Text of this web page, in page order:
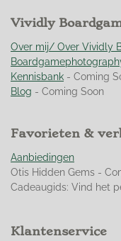
n
:
4
.
9
3
5
4
6
9
r
r
r
e
n
r
r
e
n
r
r
e
n
r
r
e
n
n
Vividly
Over mij/ Over Vividly
Kennisbank - Coming
Blog - Coming Soon
Favorieten &
Aanbiedingen
Otis Hidden Gems -
Cadeaugids: Vind het
Klantenservice